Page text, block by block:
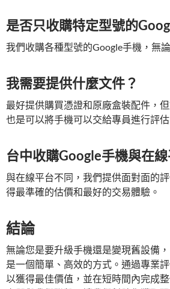
是否只收購特定型號的
我們收購各種型號的Google手機，無
我需要提供什麼文件？
最好提供購買憑證和原廠盒裝配件，
也是可以將手機可以交給專員進行評估
台中收購Google手機與在
與在線平台不同，我們提供面對面的
得最準確的估價和最好的交易體驗。
結論
無論您是要升級手機還是變現舊設備
是一個簡單、高效的方式。通過專業
以獲得最佳價值，並在短時間內完成